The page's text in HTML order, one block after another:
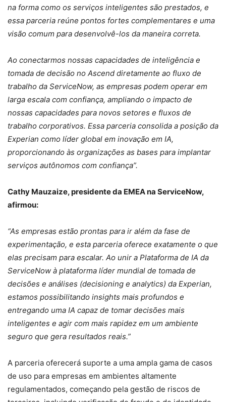
na forma como os serviços inteligentes são prestados, e
essa parceria reúne pontos fortes complementares e uma
visão comum para desenvolvê-los da maneira correta.
Ao conectarmos nossas capacidades de inteligência e
tomada de decisão no Ascend diretamente ao fluxo de
trabalho da ServiceNow, as empresas podem operar em
larga escala com confiança, ampliando o impacto de
nossas capacidades para novos setores e fluxos de
trabalho corporativos. Essa parceria consolida a posição da
Experian como líder global em inovação em IA,
proporcionando às organizações as bases para implantar
serviços autônomos com confiança”.
Cathy Mauzaize, presidente da EMEA na ServiceNow,
afirmou:
“As empresas estão prontas para ir além da fase de
experimentação, e esta parceria oferece exatamente o que
elas precisam para escalar. Ao unir a Plataforma de IA da
ServiceNow à plataforma líder mundial de tomada de
decisões e análises (decisioning e analytics) da Experian,
estamos possibilitando insights mais profundos e
entregando uma IA capaz de tomar decisões mais
inteligentes e agir com mais rapidez em um ambiente
seguro que gera resultados reais.”
A parceria oferecerá suporte a uma ampla gama de casos
de uso para empresas em ambientes altamente
regulamentados, começando pela gestão de riscos de